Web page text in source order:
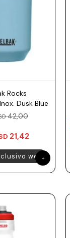
Rocks
Dusk Blue
42,00
21,42
web